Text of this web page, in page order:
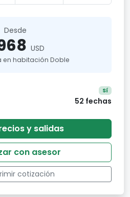
Desde
USD
en habitación Doble
Sí
52 fechas
y salidas
con asesor
cotización